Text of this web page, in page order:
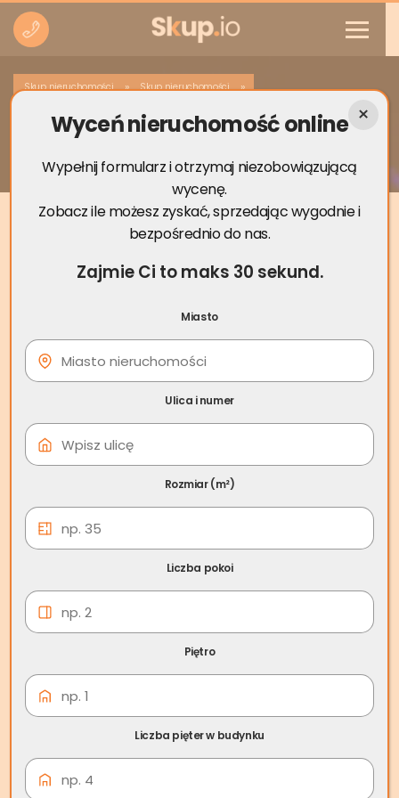
Skup nieruchomości » Skup nieruchomości »
Skup nieruchomości Toszek
08 czeSkup nieruchomości
Toszek
Wyceń nieruchomość online
Wypełnij formularz i otrzymaj niezobowiązującą
wycenę.
Zobacz ile możesz zyskać, sprzedając wygodnie i
bezpośrednio do nas.
Zajmie Ci to maks 30 sekund.
Miasto
Ulica i numer
Rozmiar (m²)
Liczba pokoi
Piętro
Liczba pięter w budynku